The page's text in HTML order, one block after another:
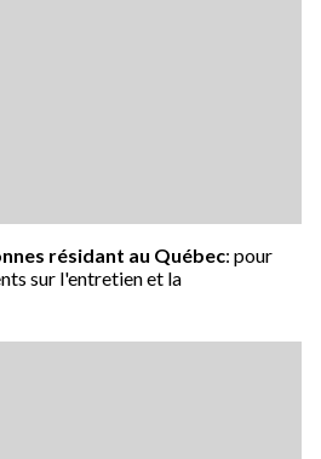
résidant au Québec: pour
sur l'entretien et la